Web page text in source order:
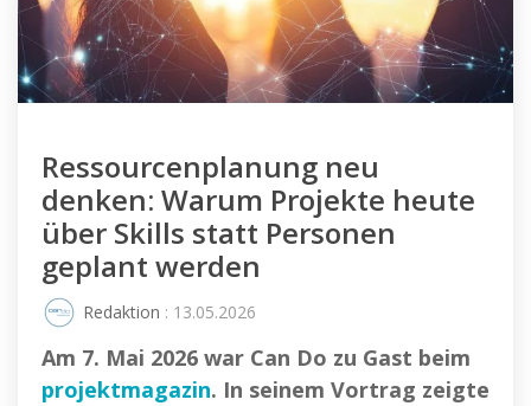
Ressourcenplanung neu
denken: Warum Projekte heute
über Skills statt Personen
geplant werden
Redaktion : 13.05.2026
Am 7. Mai 2026 war Can Do zu Gast beim
projektmagazin. In seinem Vortrag zeigte